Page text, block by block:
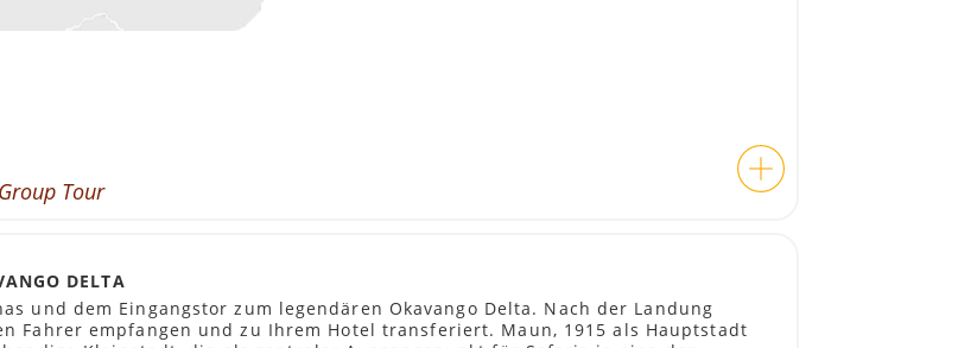
Tour
DELTA
und dem Eingangstor zum legendären Okavango Delta. Nach der Landung
Fahrer empfangen und zu Ihrem Hotel transferiert. Maun, 1915 als Hauptstadt